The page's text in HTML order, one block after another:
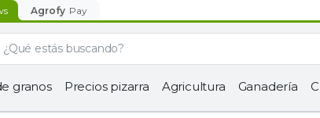
Agrofy Pay
granos Precios pizarra Agricultura Ganadería